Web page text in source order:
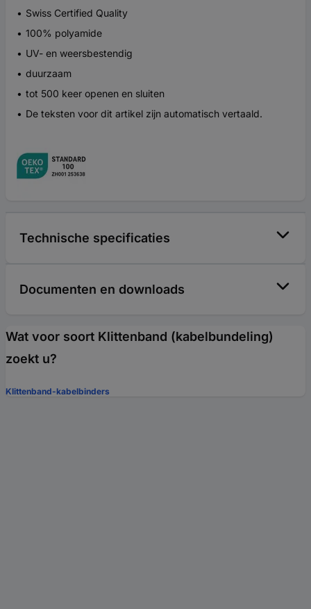
Swiss Certified Quality
100% polyamide
UV- en weersbestendig
duurzaam
tot 500 keer openen en sluiten
De teksten voor dit artikel zijn automatisch vertaald.
Technische specificaties
Documenten en downloads
Wat voor soort Klittenband (kabelbundeling)
zoekt u?
Klittenband-kabelbinders